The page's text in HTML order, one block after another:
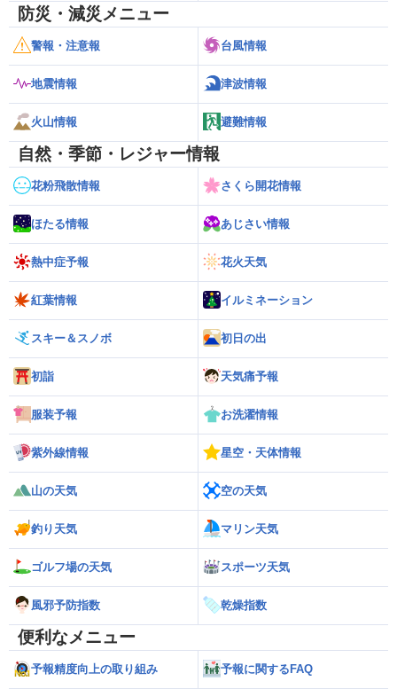
防災・減災メニュー
警報・注意報 台風情報
地震情報 津波情報
火山情報 避難情報
自然・季節・レジャー情報
花粉飛散情報 さくら開花情報
ほたる情報 あじさい情報
熱中症予報 花火天気
紅葉情報 イルミネーション
スキー＆スノボ 初日の出
初詣 天気痛予報
服装予報 お洗濯情報
紫外線情報 星空・天体情報
山の天気 空の天気
釣り天気 マリン天気
ゴルフ場の天気 スポーツ天気
風邪予防指数 乾燥指数
便利なメニュー
予報精度向上の取り組み 予報に関するFAQ